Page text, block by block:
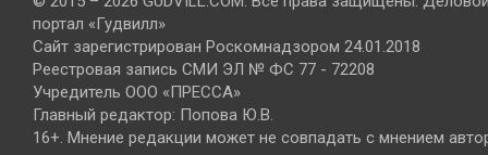
портал «Гудвилл»
Сайт зарегистрирован Роскомнадзором 24.01.2018
Реестровая запись СМИ ЭЛ № ФС 77 - 72208
Учредитель ООО «ПРЕССА»
Главный редактор: Попова Ю.В.
16+. Мнение редакции может не совпадать с мнением